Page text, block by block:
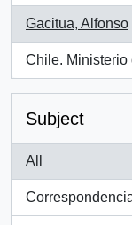
Gacitua, Alfonso
, 7 results
Chile. Ministerio
, 1 results
Subject
All
, 1 results